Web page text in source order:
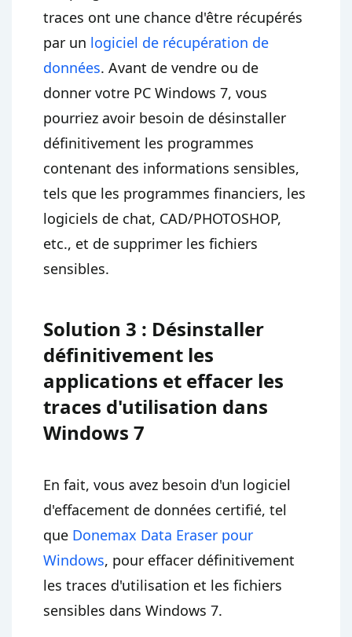
traces ont une chance d'être récupérés
par un logiciel de récupération de
données. Avant de vendre ou de
donner votre PC Windows 7, vous
pourriez avoir besoin de désinstaller
définitivement les programmes
contenant des informations sensibles,
tels que les programmes financiers, les
logiciels de chat, CAD/PHOTOSHOP,
etc., et de supprimer les fichiers
sensibles.
Solution 3 : Désinstaller
définitivement les
applications et effacer les
traces d'utilisation dans
Windows 7
En fait, vous avez besoin d'un logiciel
d'effacement de données certifié, tel
que Donemax Data Eraser pour
Windows, pour effacer définitivement
les traces d'utilisation et les fichiers
sensibles dans Windows 7.